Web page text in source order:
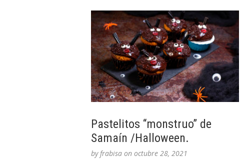
Pastelitos “monstruo” de
Samaín /Halloween.
byfrabisa on octubre 28, 2021